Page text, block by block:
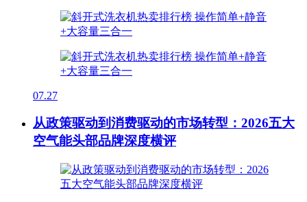
07.27
从政策驱动到消费驱动的市场转型：2026五大
空气能头部品牌深度横评